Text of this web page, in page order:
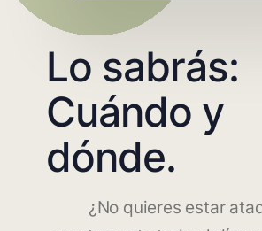
Lo sabrás:
Cuándo y
dónde.
¿No quieres estar